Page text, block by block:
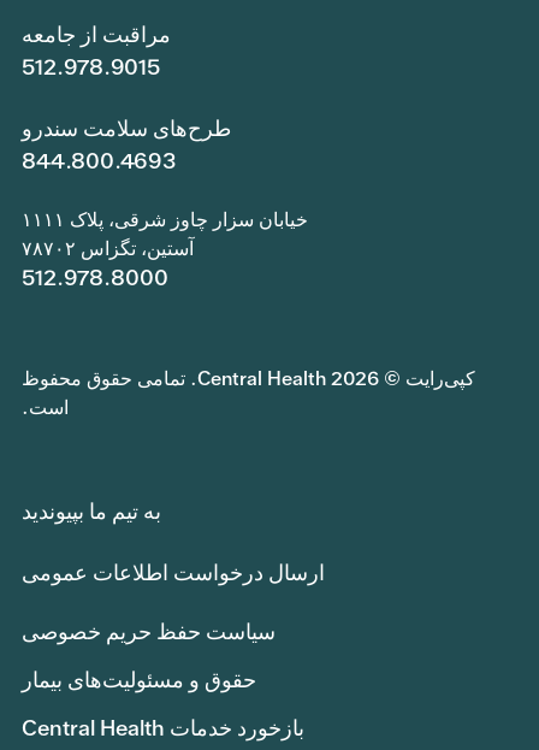
مراقبت از جامعه
512.978.9015
طرح‌های سلامت سندرو
844.800.4693
خیابان سزار چاوز شرقی، پلاک ۱۱۱۱
آستین، تگزاس ۷۸۷۰۲
512.978.8000
کپی‌رایت © 2026 Central Health. تمامی حقوق محفوظ
است.
به تیم ما بپیوندید
ارسال درخواست اطلاعات عمومی
سیاست حفظ حریم خصوصی
حقوق و مسئولیت‌های بیمار
بازخورد خدمات Central Health